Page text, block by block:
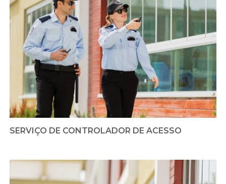
SERVIÇO DE CONTROLADOR DE ACESSO